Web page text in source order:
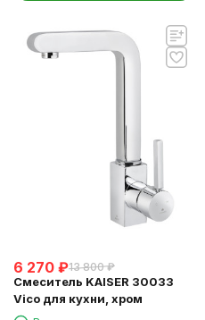
6 270 ₽13 800 ₽
Смеситель KAISER 30033
Vico для кухни, хром